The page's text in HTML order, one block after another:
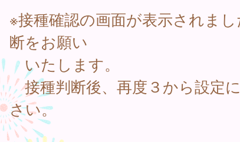
※接種確認の画面が表示されま
断をお願い
いたします。
接種判断後、再度３から設定
さい。